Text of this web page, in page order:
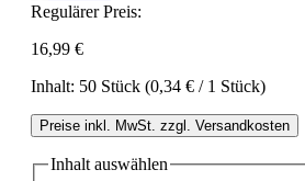
Regulärer Preis:
16,99 €
Inhalt: 50 Stück (0,34 € / 1 Stück)
Preise inkl. MwSt. zzgl. Versandkosten
Inhalt auswählen